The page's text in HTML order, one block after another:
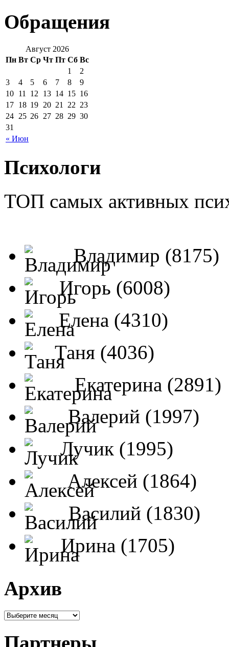
Обращения
Август 2026
Пн Вт Ср Чт Пт Сб Вс
« Июн
1
2
3
4 5 6 7 8
9
10 11 12 13 14 15 16
17 18 19 20 21 22 23
24 25 26 27 28 29 30
31
Психологи
ТОП самых активных
Владимир (8175)
Игорь (6008)
Елена (4310)
Таня (4036)
Екатерина (2891)
Валерий (1997)
Лучик (1995)
Алексей (1864)
Василий (1830)
Ирина (1705)
Архив